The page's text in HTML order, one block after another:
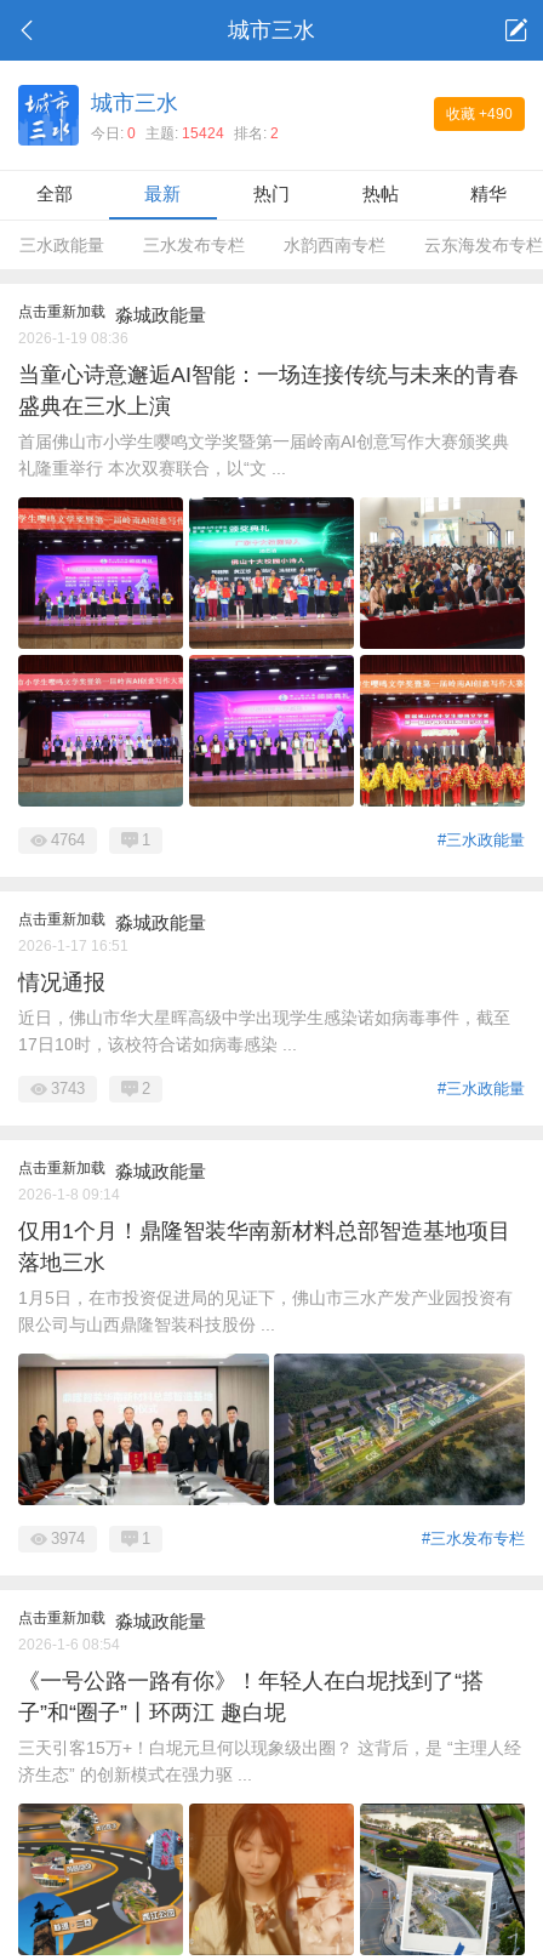
城市三水
收藏 +490
城市三水
今日: 0 主题: 15424 排名: 2
全部 最新 热门 热帖 精华
三水政能量 三水发布专栏 水韵西南专栏 云东海发布专栏
点击重新加载 淼城政能量
2026-1-19 08:36
当童心诗意邂逅AI智能：一场连接传统与未来的青春
盛典在三水上演
首届佛山市小学生嘤鸣文学奖暨第一届岭南AI创意写作大赛颁奖典
礼隆重举行 本次双赛联合，以“文 ...
#三水政能量
4764 1
点击重新加载 淼城政能量
2026-1-17 16:51
情况通报
近日，佛山市华大星晖高级中学出现学生感染诺如病毒事件，截至
17日10时，该校符合诺如病毒感染 ...
#三水政能量
3743 2
点击重新加载 淼城政能量
2026-1-8 09:14
仅用1个月！鼎隆智装华南新材料总部智造基地项目
落地三水
1月5日，在市投资促进局的见证下，佛山市三水产发产业园投资有
限公司与山西鼎隆智装科技股份 ...
#三水发布专栏
3974 1
点击重新加载 淼城政能量
2026-1-6 08:54
《一号公路一路有你》！年轻人在白坭找到了“搭
子”和“圈子”丨环两江 趣白坭
三天引客15万+！白坭元旦何以现象级出圈？ 这背后，是 “主理人经
济生态” 的创新模式在强力驱 ...